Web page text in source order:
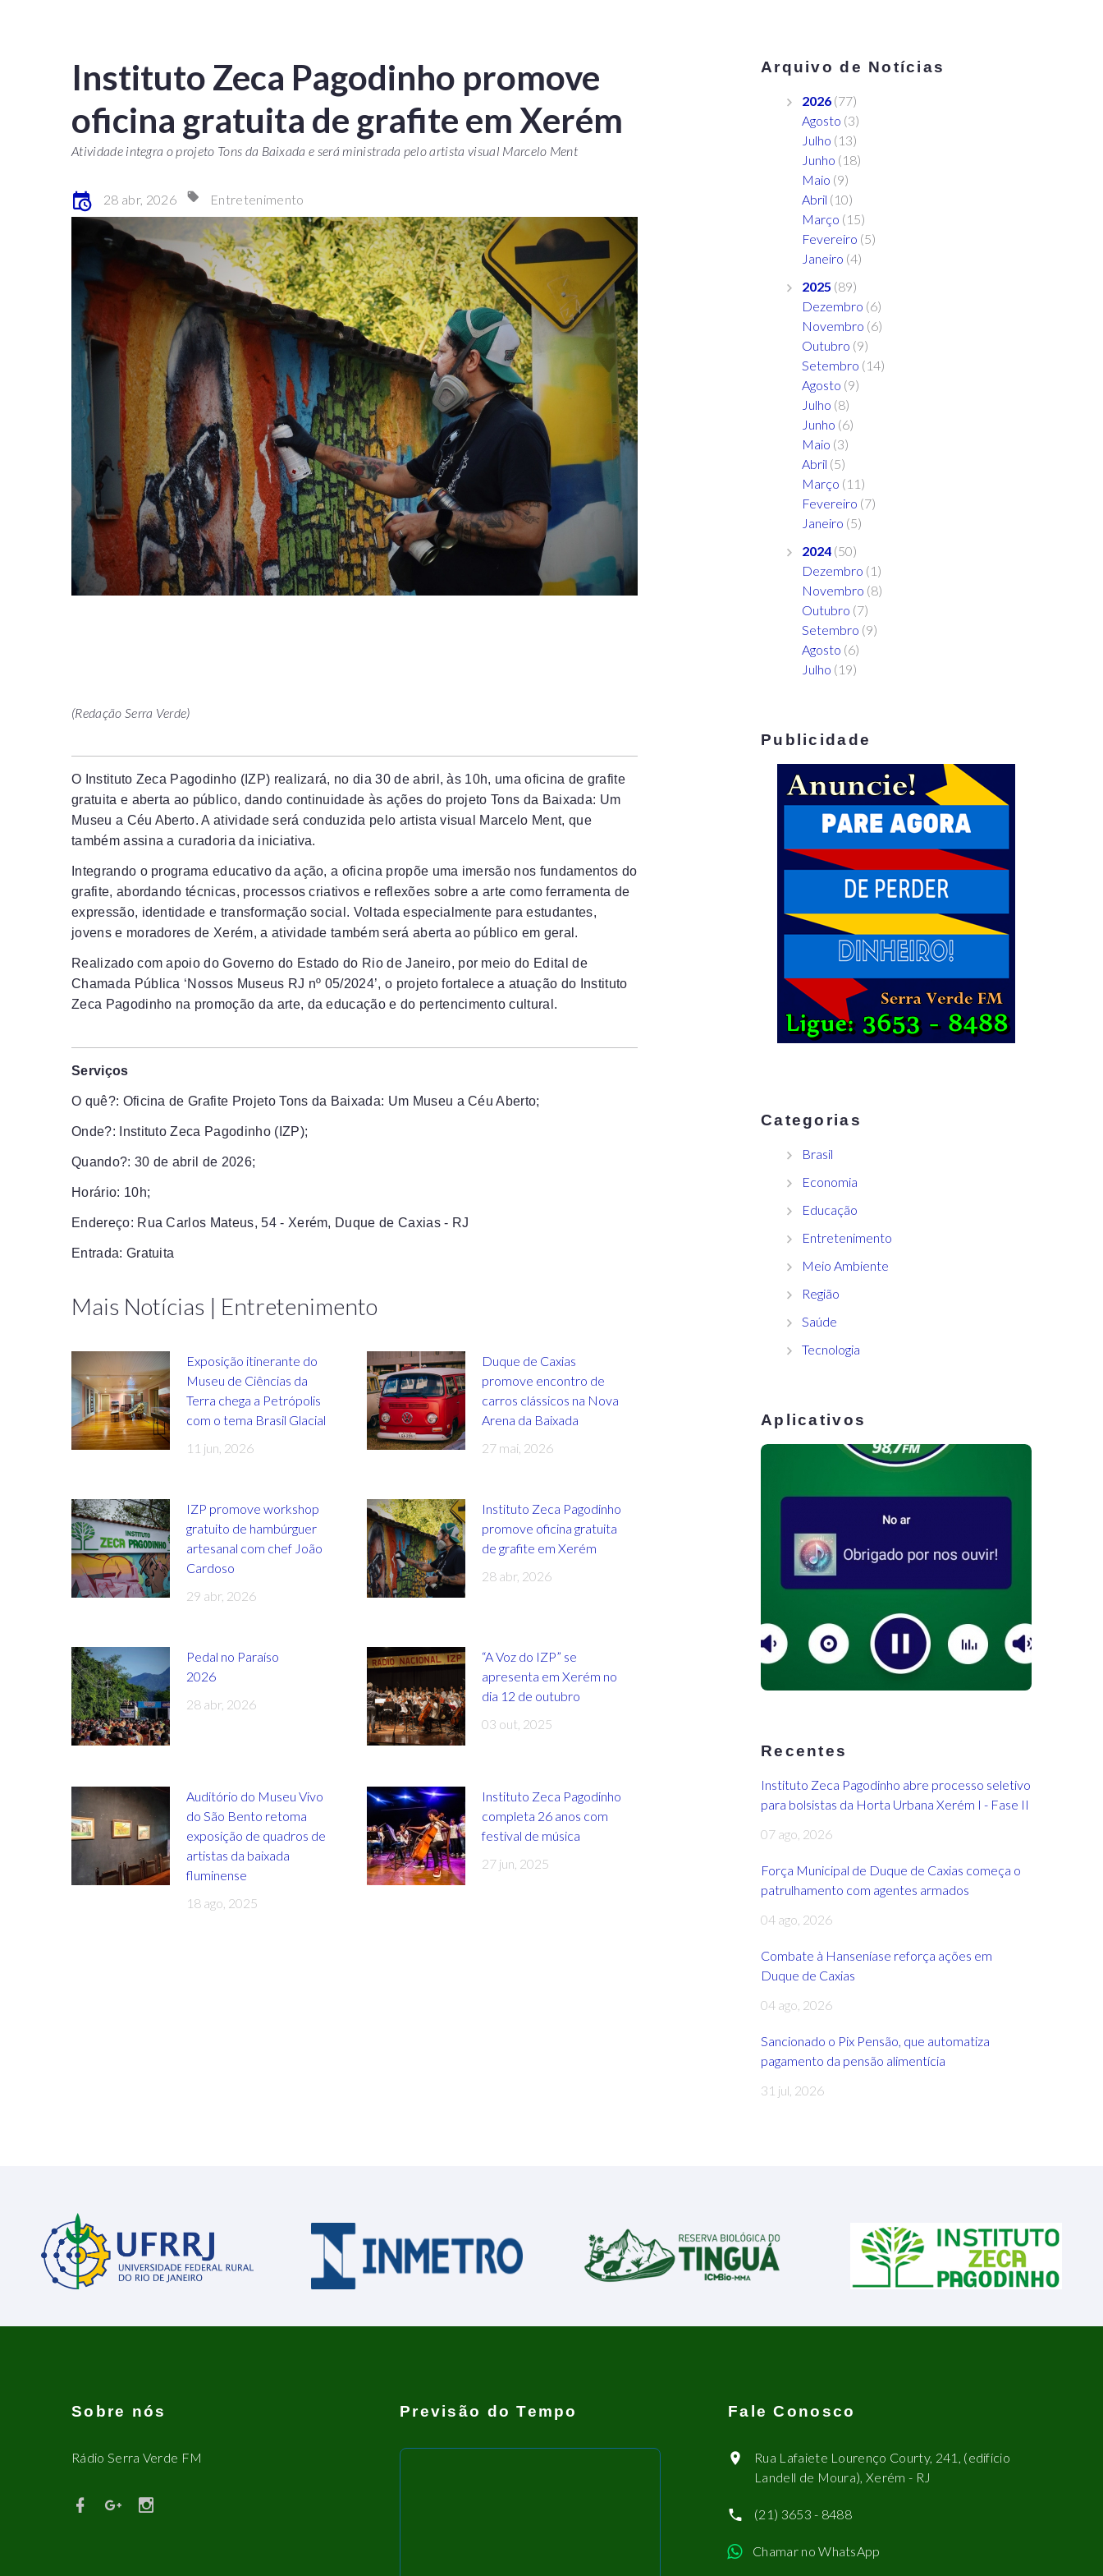
Instituto Zeca Pagodinho promove
oficina gratuita de grafite em Xerém
Atividade integra o projeto Tons da Baixada e será ministrada pelo artista visual Marcelo Ment
28 abr, 2026 Entretenimento
(Redação Serra Verde)
O Instituto Zeca Pagodinho (IZP) realizará, no dia 30 de abril, às 10h, uma oficina de grafite
gratuita e aberta ao público, dando continuidade às ações do projeto Tons da Baixada: Um
Museu a Céu Aberto. A atividade será conduzida pelo artista visual Marcelo Ment, que
também assina a curadoria da iniciativa.
Integrando o programa educativo da ação, a oficina propõe uma imersão nos fundamentos do
grafite, abordando técnicas, processos criativos e reflexões sobre a arte como ferramenta de
expressão, identidade e transformação social. Voltada especialmente para estudantes,
jovens e moradores de Xerém, a atividade também será aberta ao público em geral.
Realizado com apoio do Governo do Estado do Rio de Janeiro, por meio do Edital de
Chamada Pública ‘Nossos Museus RJ nº 05/2024’, o projeto fortalece a atuação do Instituto
Zeca Pagodinho na promoção da arte, da educação e do pertencimento cultural.
Serviços
O quê?: Oficina de Grafite Projeto Tons da Baixada: Um Museu a Céu Aberto;
Onde?: Instituto Zeca Pagodinho (IZP);
Quando?: 30 de abril de 2026;
Horário: 10h;
Endereço: Rua Carlos Mateus, 54 - Xerém, Duque de Caxias - RJ
Entrada: Gratuita
Mais Notícias | Entretenimento
Exposição itinerante do
Museu de Ciências da
Terra chega a Petrópolis
com o tema Brasil Glacial
11 jun, 2026
Duque de Caxias
promove encontro de
carros clássicos na Nova
Arena da Baixada
27 mai, 2026
IZP promove workshop
gratuito de hambúrguer
artesanal com chef João
Cardoso
29 abr, 2026
Instituto Zeca Pagodinho
promove oficina gratuita
de grafite em Xerém
28 abr, 2026
Pedal no Paraíso
2026
28 abr, 2026
“A Voz do IZP” se
apresenta em Xerém no
dia 12 de outubro
03 out, 2025
Auditório do Museu Vivo
do São Bento retoma
exposição de quadros de
artistas da baixada
fluminense
18 ago, 2025
Instituto Zeca Pagodinho
completa 26 anos com
festival de música
27 jun, 2025
Arquivo de Notícias
2026 (77)
Agosto (3)
Julho (13)
Junho (18)
Maio (9)
Abril (10)
Março (15)
Fevereiro (5)
Janeiro (4)
2025 (89)
Dezembro (6)
Novembro (6)
Outubro (9)
Setembro (14)
Agosto (9)
Julho (8)
Junho (6)
Maio (3)
Abril (5)
Março (11)
Fevereiro (7)
Janeiro (5)
2024 (50)
Dezembro (1)
Novembro (8)
Outubro (7)
Setembro (9)
Agosto (6)
Julho (19)
Publicidade
Categorias
Brasil
Economia
Educação
Entretenimento
Meio Ambiente
Região
Saúde
Tecnologia
Aplicativos
Recentes
Instituto Zeca Pagodinho abre processo seletivo
para bolsistas da Horta Urbana Xerém I - Fase II
07 ago, 2026
Força Municipal de Duque de Caxias começa o
patrulhamento com agentes armados
04 ago, 2026
Combate à Hanseníase reforça ações em
Duque de Caxias
04 ago, 2026
Sancionado o Pix Pensão, que automatiza
pagamento da pensão alimentícia
31 jul, 2026
Sobre nós
Rádio Serra Verde FM
Previsão do Tempo Fale Conosco
Rua Lafaiete Lourenço Courty, 241, (edifício
Landell de Moura), Xerém - RJ
(21) 3653 - 8488
Chamar no WhatsApp